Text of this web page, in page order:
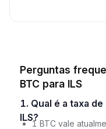
Perguntas
BTC para ILS
1. Qual é a taxa de câmbio atual de BTC para
ILS?
1 BTC vale